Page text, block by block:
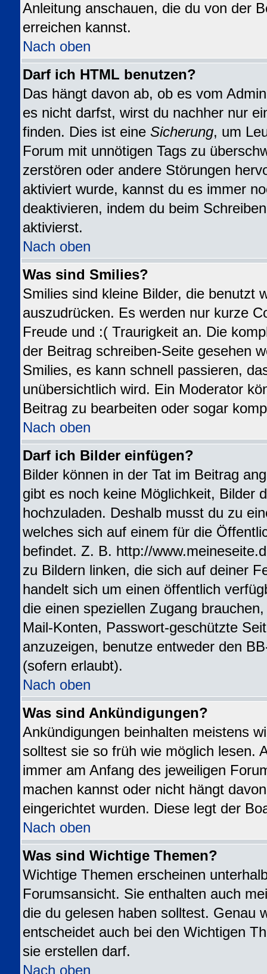
Anleitung anschauen, die du von der
erreichen kannst.
Nach oben
Darf ich HTML benutzen?
Das hängt davon ab, ob es vom
es nicht darfst, wirst du nachher nur
finden. Dies ist eine Sicherung, um
Forum mit unnötigen Tags zu
zerstören oder andere Störungen
aktiviert wurde, kannst du es immer
deaktivieren, indem du beim
aktivierst.
Nach oben
Was sind Smilies?
Smilies sind kleine Bilder, die benutzt
auszudrücken. Es werden nur kurze
Freude und :( Traurigkeit an. Die
der Beitrag schreiben-Seite gesehen
Smilies, es kann schnell passieren,
unübersichtlich wird. Ein Moderator
Beitrag zu bearbeiten oder sogar
Nach oben
Darf ich Bilder einfügen?
Bilder können in der Tat im Beitrag
gibt es noch keine Möglichkeit, Bilder
hochzuladen. Deshalb musst du zu
welches sich auf einem für die
befindet. Z. B. http://
zu Bildern linken, die sich auf deiner
handelt sich um einen öffentlich
die einen speziellen Zugang
Mail-Konten, Passwort-geschützte
anzuzeigen, benutze entweder den
(sofern erlaubt).
Nach oben
Was sind Ankündigungen?
Ankündigungen beinhalten meistens
solltest sie so früh wie möglich lesen.
immer am Anfang des jeweiligen
machen kannst oder nicht hängt
eingerichtet wurden. Diese legt der
Nach oben
Was sind Wichtige Themen?
Wichtige Themen erscheinen
Forumsansicht. Sie enthalten auch
die du gelesen haben solltest. Genau
entscheidet auch bei den Wichtigen
sie erstellen darf.
Nach oben